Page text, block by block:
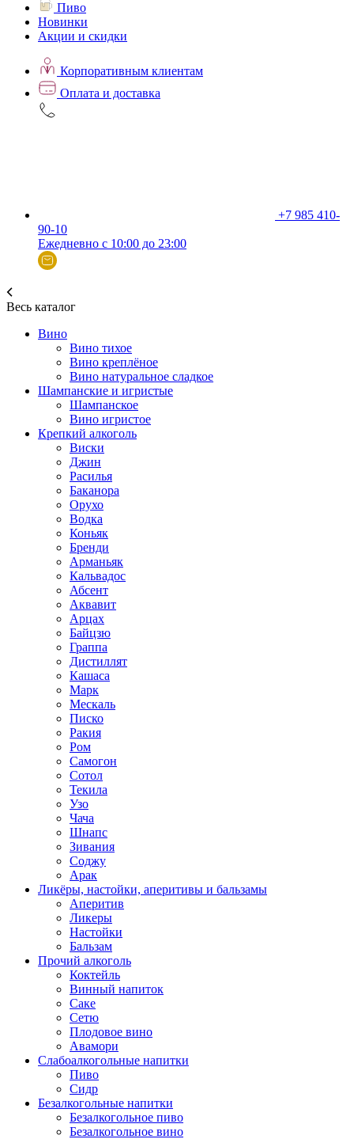
Пиво
Новинки
Акции и скидки
Корпоративным клиентам
Оплата и доставка
+7 985 410-
90-10
Ежедневно с 10:00 до 23:00
Весь каталог
Вино
Вино тихое
Вино креплёное
Вино натуральное сладкое
Шампанские и игристые
Шампанское
Вино игристое
Крепкий алкоголь
Виски
Джин
Расилья
Баканора
Орухо
Водка
Коньяк
Бренди
Арманьяк
Кальвадос
Абсент
Аквавит
Арцах
Байцзю
Граппа
Дистиллят
Кашаса
Марк
Мескаль
Писко
Ракия
Ром
Самогон
Сотол
Текила
Узо
Чача
Шнапс
Зивания
Соджу
Арак
Ликёры, настойки, аперитивы и бальзамы
Аперитив
Ликеры
Настойки
Бальзам
Прочий алкоголь
Коктейль
Винный напиток
Саке
Сетю
Плодовое вино
Авамори
Слабоалкогольные напитки
Пиво
Сидр
Безалкогольные напитки
Безалкогольное пиво
Безалкогольное вино